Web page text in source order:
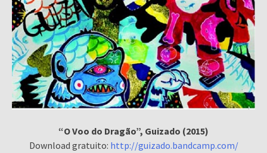
“O Voo do Dragão”, Guizado (2015)
Download gratuito: http://guizado.bandcamp.com/